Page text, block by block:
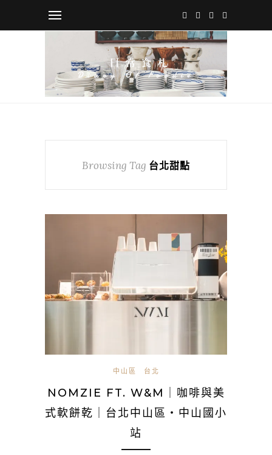
Browsing Tag 台北甜點
中山區 台北
NOMZIE FT. W&M｜咖啡與美
式軟餅乾｜台北中山區・中山國小
站